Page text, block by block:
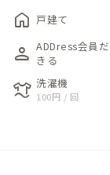
としたところに当
愛らしい空間にな
りな折りたたみ
のダイニングス
材のダイニングテ
のゆとりあるシス
楽しむにはおす
home 戸建て
person ADDress会員
きる
laundry 洗濯機
100円 / 回